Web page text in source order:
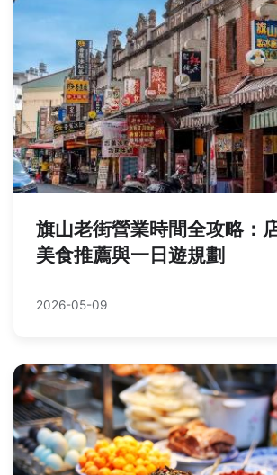
旗山老街營業時間全攻略：
美食推薦與一日遊規劃
2026-05-09